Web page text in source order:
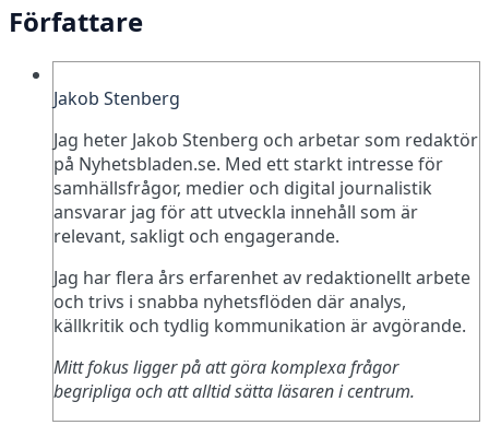
Författare
Jakob Stenberg
Jag heter Jakob Stenberg och arbetar som redaktör
på Nyhetsbladen.se. Med ett starkt intresse för
samhällsfrågor, medier och digital journalistik
ansvarar jag för att utveckla innehåll som är
relevant, sakligt och engagerande.
Jag har flera års erfarenhet av redaktionellt arbete
och trivs i snabba nyhetsflöden där analys,
källkritik och tydlig kommunikation är avgörande.
Mitt fokus ligger på att göra komplexa frågor
begripliga och att alltid sätta läsaren i centrum.